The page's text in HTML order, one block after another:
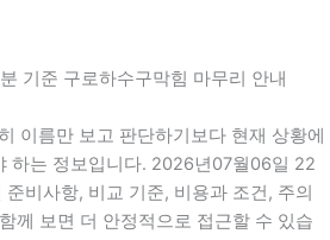
기준 구로하수구막힘 마무리 안내
이름만 보고 판단하기보다 현재 상황에
하는 정보입니다. 2026년07월06일 22
비사항, 비교 기준, 비용과 조건, 주의
께 보면 더 안정적으로 접근할 수 있습